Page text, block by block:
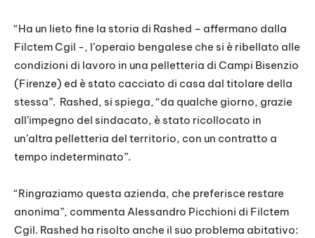
“Ha un lieto fine la storia di Rashed – affermano dalla
Filctem Cgil -, l’operaio bengalese che si è ribellato alle
condizioni di lavoro in una pelletteria di Campi Bisenzio
(Firenze) ed è stato cacciato di casa dal titolare della
stessa”. Rashed, si spiega, “da qualche giorno, grazie
all’impegno del sindacato, è stato ricollocato in
un’altra pelletteria del territorio, con un contratto a
tempo indeterminato”.
“Ringraziamo questa azienda, che preferisce restare
anonima”, commenta Alessandro Picchioni di Filctem
Cgil. Rashed ha risolto anche il suo problema abitativo: